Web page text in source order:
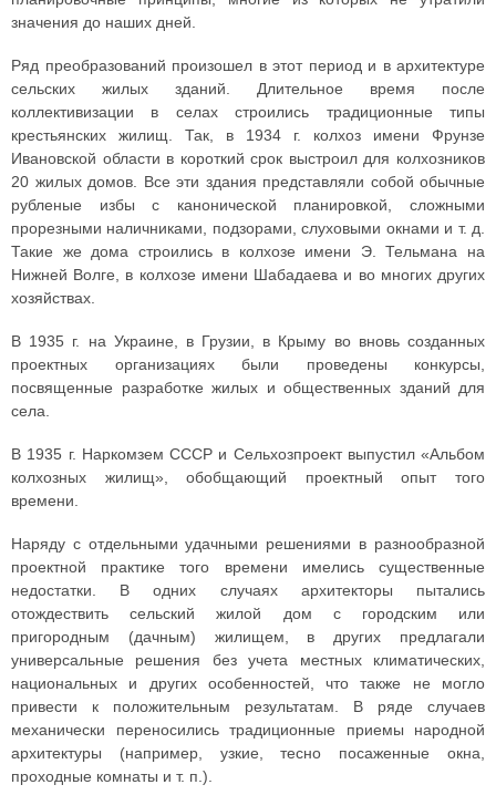
значения до наших дней.
Ряд преобразований произошел в этот период и в архитектуре
сельских жилых зданий. Длительное время после
коллективизации в селах строились традиционные типы
крестьянских жилищ. Так, в 1934 г. колхоз имени Фрунзе
Ивановской области в короткий срок выстроил для колхозников
20 жилых домов. Все эти здания представляли собой обычные
рубленые избы с канонической планировкой, сложными
прорезными наличниками, подзорами, слуховыми окнами и т. д.
Такие же дома строились в колхозе имени Э. Тельмана на
Нижней Волге, в колхозе имени Шабадаева и во многих других
хозяйствах.
В 1935 г. на Украине, в Грузии, в Крыму во вновь созданных
проектных организациях были проведены конкурсы,
посвященные разработке жилых и общественных зданий для
села.
В 1935 г. Наркомзем СССР и Сельхозпроект выпустил «Альбом
колхозных жилищ», обобщающий проектный опыт того
времени.
Наряду с отдельными удачными решениями в разнообразной
проектной практике того времени имелись существенные
недостатки. В одних случаях архитекторы пытались
отождествить сельский жилой дом с городским или
пригородным (дачным) жилищем, в других предлагали
универсальные решения без учета местных климатических,
национальных и других особенностей, что также не могло
привести к положительным результатам. В ряде случаев
механически переносились традиционные приемы народной
архитектуры (например, узкие, тесно посаженные окна,
проходные комнаты и т. п.).